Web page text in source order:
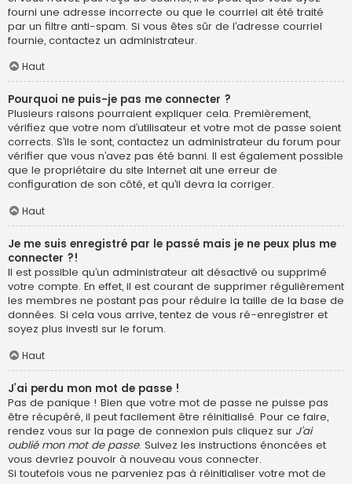
fourni une adresse incorrecte ou que le courriel ait été traité
par un filtre anti-spam. Si vous êtes sûr de l’adresse courriel
fournie, contactez un administrateur.
Haut
Pourquoi ne puis-je pas me connecter ?
Plusieurs raisons pourraient expliquer cela. Premièrement,
vérifiez que votre nom d’utilisateur et votre mot de passe soient
corrects. S’ils le sont, contactez un administrateur du forum pour
vérifier que vous n’avez pas été banni. Il est également possible
que le propriétaire du site Internet ait une erreur de
configuration de son côté, et qu’il devra la corriger.
Haut
Je me suis enregistré par le passé mais je ne peux plus me
connecter ?!
Il est possible qu’un administrateur ait désactivé ou supprimé
votre compte. En effet, il est courant de supprimer régulièrement
les membres ne postant pas pour réduire la taille de la base de
données. Si cela vous arrive, tentez de vous ré-enregistrer et
soyez plus investi sur le forum.
Haut
J’ai perdu mon mot de passe !
Pas de panique ! Bien que votre mot de passe ne puisse pas
être récupéré, il peut facilement être réinitialisé. Pour ce faire,
rendez vous sur la page de connexion puis cliquez sur J’ai
oublié mon mot de passe. Suivez les instructions énoncées et
vous devriez pouvoir à nouveau vous connecter.
Si toutefois vous ne parveniez pas à réinitialiser votre mot de